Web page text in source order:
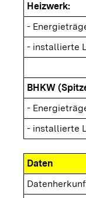
Heizwerk:
-
- installierte
BHKW
-
- installierte
Daten